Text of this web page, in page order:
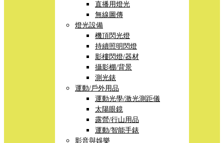
直播用燈光
無線圖傳
燈光設備
機頂閃光燈
持續照明閃燈
影樓閃燈/器材
攝影棚/背景
測光錶
運動/戶外用品
運動光學/激光測距儀
太陽眼鏡
露營/行山用品
運動/智能手錶
影音與娛樂